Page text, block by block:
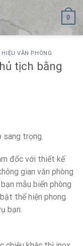
0
HIỆU VĂN PHÒNG
tịch bằng
trọng.
đốc với thiết kế
gian văn phòng
mẫu biển phòng
thể hiện phong
bạn.